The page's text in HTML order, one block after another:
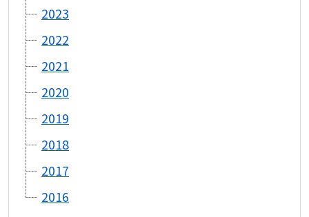
2023
2022
2021
2020
2019
2018
2017
2016